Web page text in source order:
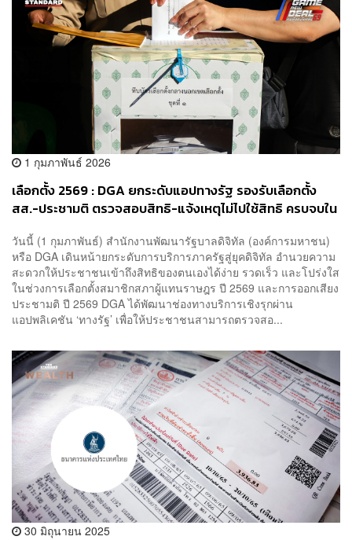
1 กุมภาพันธ์ 2026
เลือกตั้ง 2569 : DGA ยกระดับแอปทางรัฐ รองรับเลือกตั้ง
สส.-ประชามติ ตรวจสอบสิทธิ-แจ้งเหตุไม่ไปใช้สิทธิ ครบจบใน
วันนี้ (1 กุมภาพันธ์) สำนักงานพัฒนารัฐบาลดิจิทัล (องค์การมหาชน)
หรือ DGA เดินหน้ายกระดับการบริการภาครัฐสู่ยุคดิจิทัล อำนวยความ
สะดวกให้ประชาชนเข้าถึงสิทธิของตนเองได้ง่าย รวดเร็ว และโปร่งใส
ในช่วงการเลือกตั้งสมาชิกสภาผู้แทนราษฎร ปี 2569 และการออกเสียง
ประชามติ ปี 2569 DGA ได้พัฒนาช่องทางบริการเชิงรุกผ่าน
แอปพลิเคชัน ‘ทางรัฐ’ เพื่อให้ประชาชนสามารถตรวจสอ...
30 มิถุนายน 2025